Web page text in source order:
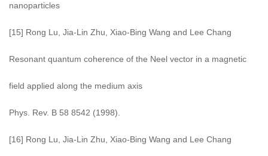
nanoparticles
[15] Rong Lu, Jia-Lin Zhu, Xiao-Bing Wang and Lee Chang
Resonant quantum coherence of the Neel vector in a magnetic
field applied along the medium axis
Phys. Rev. B 58 8542 (1998).
[16] Rong Lu, Jia-Lin Zhu, Xiao-Bing Wang and Lee Chang